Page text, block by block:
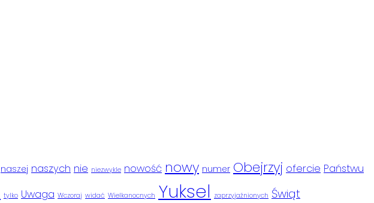
naszej naszych nie niezwykle nowość nowy numer Obejrzyj ofercie Państwu
tylko Uwaga Wczoraj widać Wielkanocnych Yuksel zaprzyjaźnionych Świąt